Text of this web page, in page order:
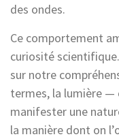
des ondes.
Ce comportement
curiosité
sur notre
termes, la lumière —
manifester une
la manière dont on